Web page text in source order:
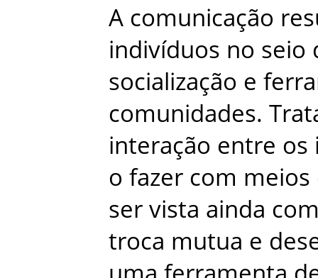
A comunicação
indivíduos no seio
socialização e
comunidades.
interação entre os
o fazer com meios
ser vista ainda
troca mutua e